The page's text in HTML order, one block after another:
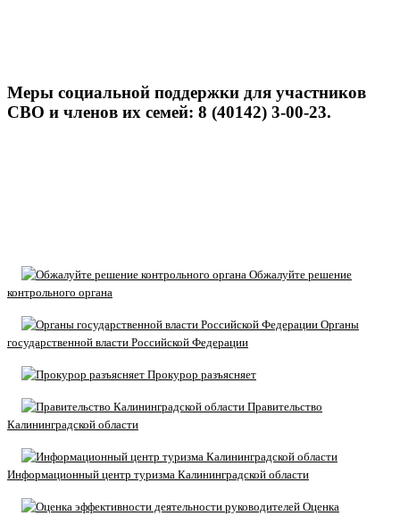
Меры социальной поддержки для участников
СВО и членов их семей: 8 (40142) 3-00-23.
Обжалуйте решение
контрольного органа
Органы
государственной власти Российской Федерации
Прокурор разъясняет
Правительство
Калининградской области
Информационный центр туризма Калининградской области
Оценка